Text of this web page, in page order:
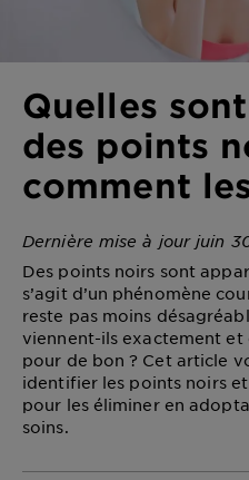
SERVICES
&
DIAGNOSTICS
ENGAGEMENTS
Explorer
Au coeur
de
l'ingrédient
Garnier x
Quelles
des points
comment
Dernière mise à jour juin
Des points noirs sont
s’agit d’un phénomène
reste pas moins
viennent-ils exactement et
pour de bon ? Cet article
identifier les points noirs
pour les éliminer en
soins.